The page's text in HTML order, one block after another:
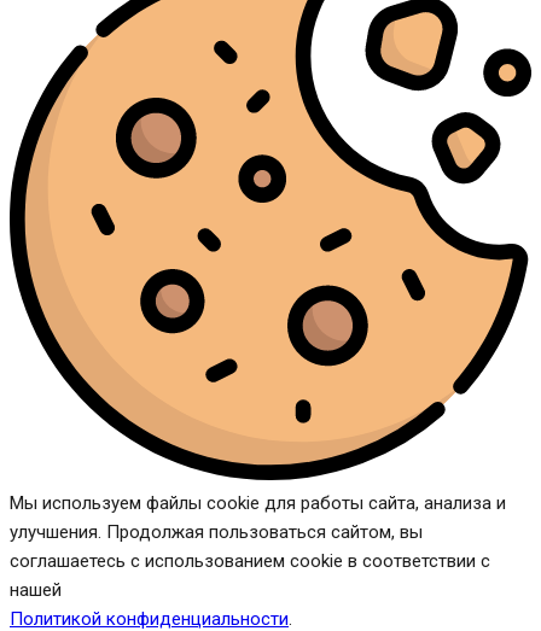
Мы используем файлы cookie для работы сайта, анализа и
улучшения. Продолжая пользоваться сайтом, вы
соглашаетесь с использованием cookie в соответствии с
нашей
Политикой конфиденциальности